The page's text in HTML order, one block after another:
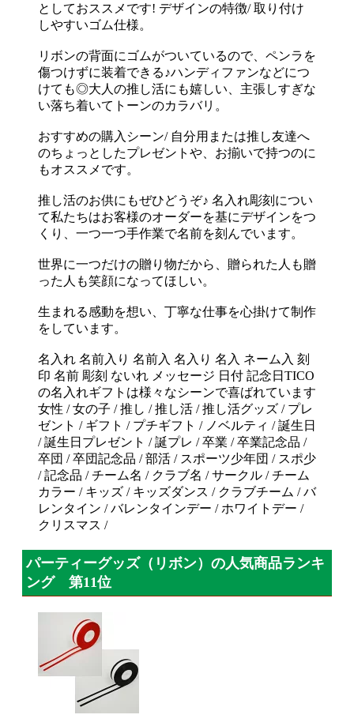
としておススメです! デザインの特徴/ 取り付け
しやすいゴム仕様。
リボンの背面にゴムがついているので、ペンラを
傷つけずに装着できる♪ハンディファンなどにつ
けても◎大人の推し活にも嬉しい、主張しすぎな
い落ち着いてトーンのカラバリ。
おすすめの購入シーン/ 自分用または推し友達へ
のちょっとしたプレゼントや、お揃いで持つのに
もオススメです。
推し活のお供にもぜひどうぞ♪ 名入れ彫刻につい
て私たちはお客様のオーダーを基にデザインをつ
くり、一つ一つ手作業で名前を刻んでいます。
世界に一つだけの贈り物だから、贈られた人も贈
った人も笑顔になってほしい。
生まれる感動を想い、丁寧な仕事を心掛けて制作
をしています。
名入れ 名前入り 名前入 名入り 名入 ネーム入 刻
印 名前 彫刻 ないれ メッセージ 日付 記念日TICO
の名入れギフトは様々なシーンで喜ばれています
女性 / 女の子 / 推し / 推し活 / 推し活グッズ / プレ
ゼント / ギフト / プチギフト / ノベルティ / 誕生日
/ 誕生日プレゼント / 誕プレ / 卒業 / 卒業記念品 /
卒団 / 卒団記念品 / 部活 / スポーツ少年団 / スポ少
/ 記念品 / チーム名 / クラブ名 / サークル / チーム
カラー / キッズ / キッズダンス / クラブチーム / バ
レンタイン / バレンタインデー / ホワイトデー /
クリスマス /
パーティーグッズ（リボン）の人気商品ランキ
ング 第11位